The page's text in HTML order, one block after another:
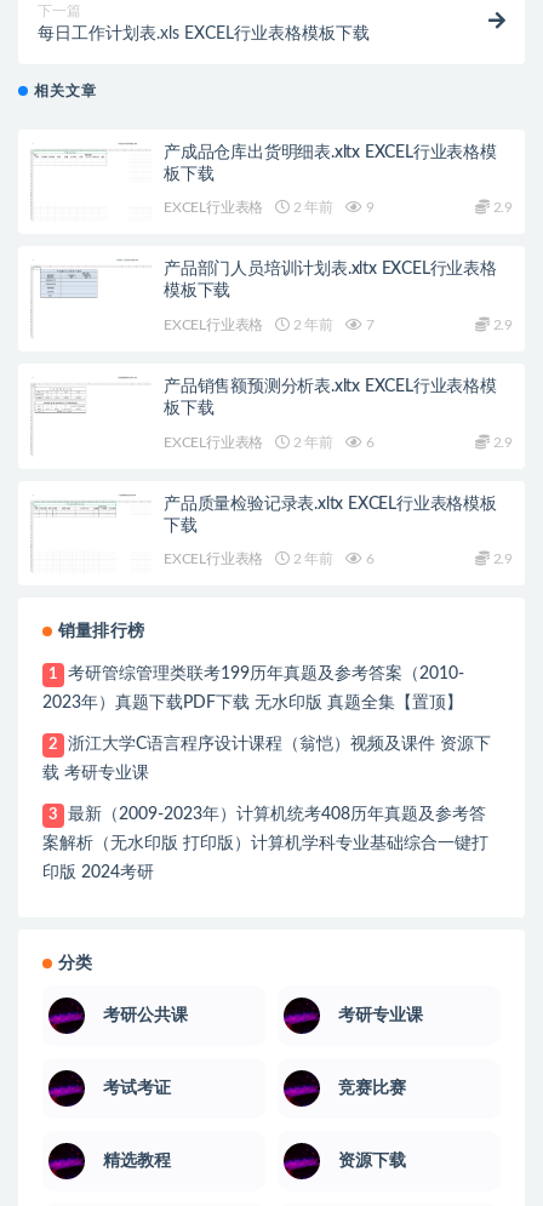
下一篇
每日工作计划表.xls EXCEL行业表格模板下载
相关文章
产成品仓库出货明细表.xltx EXCEL行业表格模
板下载
EXCEL行业表格 2 年前 9 2.9
产品部门人员培训计划表.xltx EXCEL行业表格
模板下载
EXCEL行业表格 2 年前 7 2.9
产品销售额预测分析表.xltx EXCEL行业表格模
板下载
EXCEL行业表格 2 年前 6 2.9
产品质量检验记录表.xltx EXCEL行业表格模板
下载
EXCEL行业表格 2 年前 6 2.9
销量排行榜
1
考研管综管理类联考199历年真题及参考答案（2010-
2023年）真题下载PDF下载 无水印版 真题全集【置顶】
2
浙江大学C语言程序设计课程（翁恺）视频及课件 资源下
载 考研专业课
3
最新（2009-2023年）计算机统考408历年真题及参考答
案解析（无水印版 打印版）计算机学科专业基础综合一键打
印版 2024考研
分类
考研公共课 考研专业课
考试考证 竞赛比赛
精选教程 资源下载